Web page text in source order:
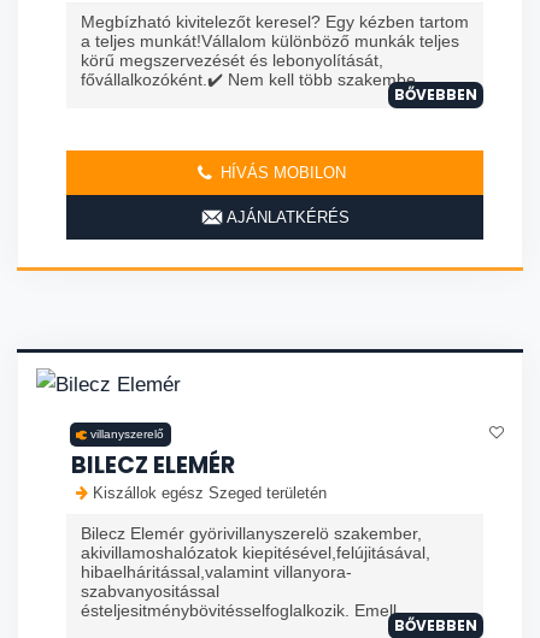
Megbízható kivitelezőt keresel? Egy kézben tartom
a teljes munkát!Vállalom különböző munkák teljes
körű megszervezését és lebonyolítását,
fővállalkozóként.✔️ Nem kell több szakembe...
BŐVEBBEN
HÍVÁS MOBILON
AJÁNLATKÉRÉS
villanyszerelő
BILECZ ELEMÉR
Kiszállok egész Szeged területén
Bilecz Elemér györivillanyszerelö szakember,
akivillamoshalózatok kiepitésével,felújitásával,
hibaelháritással,valamint villanyora-
szabvanyositással
ésteljesitménybövitésselfoglalkozik. Emell...
BŐVEBBEN